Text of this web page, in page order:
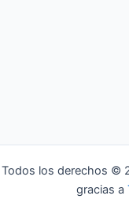
Todos los derechos ©
gracias a